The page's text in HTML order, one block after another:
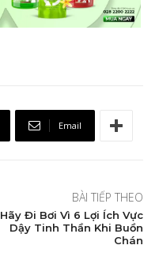
Email
BÀI TIẾP THEO
Hãy Đi Bơi Vì 6 Lợi Ích Vực
Dậy Tinh Thần Khi Buồn
Chán